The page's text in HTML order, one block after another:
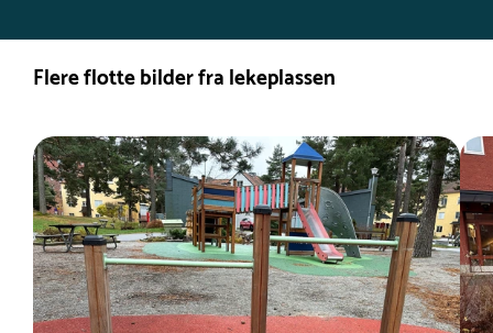
Flere flotte bilder fra lekeplassen